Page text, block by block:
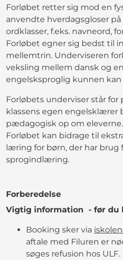
Forløbet retter sig mod en
anvendte hverdagsgloser
ordklasser, f.eks. navneord,
Forløbet egner sig bedst til
mellemtrin. Underviseren
veksling mellem dansk og
engelsksproglig kunnen
Forløbets underviser står for
klassens egen engelsklærer
pædagogisk op om eleverne.
Forløbet kan bidrage til
læring for børn, der har brug
sprogindlæring.
Forberedelse
Vigtig information - før du
Booking sker via
aftale med Filuren er
søges refusion hos ULF.